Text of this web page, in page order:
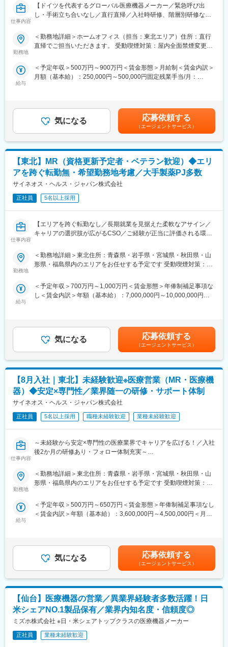
入社後は導入研修を受講。アサイン先企業の研修などフォロー体
制は万全で、医療機器営業に必要な製品知識や業界の知識は入社
■ＭＩフォースの魅力：
ーがきめ細やかにフォローしますので、いつでも自信を持って営
業活動が行えます。
ができ、PMとして顧客や医師とレベルの高い関係を築くことも、
本社で事業企画や採用、社員の育成などに関わることも可能で
す。複数のプロジェクトを経験し、新たなキャリアに挑戦してい
くことを期待しています。
■勤務地：
（1）北海道：北海道
（2）東北：青森・秋田・岩手・山形・宮城・福島
（3）関東：東京・神奈川・千葉・埼玉・茨城・栃木・群馬
（5）東海：愛知・岐阜・三重・静岡
（8）中国：岡山・広島・山口・島根・鳥取
（9）四国：香川・徳島・高知・愛媛
縄
仕事内容
【ドイツを代表するグローバル医療機器メーカー／緊急呼び出
し・手術立ち合いなし／直行直帰／入社時研修、階層別研修など
働きがい認定企業」受賞】
院に対してシーメンス社製の大型医療機器を納入すべく、営業活
動していただきます。
・自社製品の販売と販売後フォローなどの営業活動やソリューシ
ョン提案
※製品毎に技術営業の方が社内にいるため、専門性が高い分野の営
業は同行します。
■ミッション／身につくスキル
顧客の導入・購入形態に関して多岐にわたる提案を求められるた
め、戦略的な思考で提案型の営業活動を行い、シェア拡大がミッ
ションとなります。
高品質かつ、医療従事者様や患者様にとって使い勝手の良い製品
身に付けられます。
製品研修、3か月程OJTの実施。先輩社員同行のもと従事しながら
他製品のOJT等も実施いたします。
東北営業所は、マネジャー以下６名のチーム構成。
新卒の若手～経験豊富な50代まで幅広い年齢層で、東北6県/4営業
■同社の特徴
CTやMRIなど最先端の画像診断装置、医療ITの分野でも製品やサ
ービスを展開するグローバルリーディングカンパニーで、日本国
内においても130年以上の長い歴史を持ちます。直近では「フォ
トンカウンティングCT」と呼ばれる世界初の高解像度CTを開発販
売するなど、常に製品品質と技術力の高さで高い評価を獲得し続
けております。
変更の範囲：会社の定める業務
勤務地
＜勤務地詳細＞ホームオフィス（担当：東北エリア）住所：直行
直帰でご担当いただきます。 受動喫煙対策：屋内全面禁煙変更の
給与
＜予定年収＞500万円～900万円＜賃金形態＞月給制＜賃金内訳＞
月額（基本給）：250,000円～500,000円固定残業手当/月：
給与詳細は経験・能力・前職給与等を踏まえて決定致します。■昇
給：年1回（10月）■賞与：年2回（6月・12月）賃金はあくまでも
目安の金額であり、選考を通じて上下する可能性があります。月
給(月額)は固定手当を含めた表記です。
気になる 応募依頼する
（エージェントサービス）
【東北】MR（資格更新予定者・ベテラン歓迎）◆エリ
アを跨ぐ転勤無・希望勤務地考慮／大手製薬PJ多数
サイネオス・ヘルス・ジャパン株式会社
正社員 5名以上採用
仕事内容
【エリアを跨ぐ転勤なし／長期就業を見据えた柔軟なアサイン／
キャリアの選択肢が広がるCSO／ご経験が正当に評価される環
【はじめに】
～50代まで幅広く活躍しており、長期就業も叶う環境です。
医師、薬剤師に課題解決するための医薬品情報を提供、副作用情
報を収集を行っていただきます。
《具体的には...》
■新薬のプロモーション
■長期収載品の市場拡大
■ジェネリック医薬品のプロモーション
※プロジェクトの状況によっては、選考保留（ご紹介できるプロジ
ェクトが出るまで保留）となる場合もございますのであらかじめ
ご認識の程よろしくお願いします※
■エリアを跨ぐ転勤なし：
初任地希望だけでなく、エリアを跨いでの転勤はないため、転勤
て、アサインを検討します。
会、自身の強みを活かしたPJ相談などが可能です。定期的な面談
を通じて、その時々に応じたプロジェクトを提示するなどフレキ
■明確な評価制度：
自身の成果や頑張りが客観的に評価され、年収に反映されます。
また、在籍年数が増えると永年勤続報奨金や四半期一時金などの
手当もアップします。つまり、やりがいや努力がきちんと報われ
る報酬制度になっています。
【サポート体制】
配属後は担当マネージャーが丁寧に支援します。日々の仕事の悩
す。また知識・スキルレベルを上げるために様々な研修をご用意
勤務地
＜勤務地詳細＞東北住所：青森県・岩手県・宮城県・秋田県・山
形県・福島県内のエリアをお任せする予定です 受動喫煙対策：屋
む）
給与
＜予定年収＞700万円～1,000万円＜賃金形態＞年俸制補足事項な
し＜賃金内訳＞年額（基本給）：7,000,000円～10,000,000円＜
年間最大40万円※ただし支給条件有。賃金はあくまでも目安の金
額であり、選考を通じて上下する可能性があります。月給(月額)は
固定手当を含めた表記です。
気になる 応募依頼する
（エージェントサービス）
【8月入社｜東北】未経験歓迎※医療営業（MR・医療機
器）◆安定×専門性／業界随一の研修・サポート体制
サイネオス・ヘルス・ジャパン株式会社
正社員 5名以上採用 職種未経験歓迎 業種未経験歓迎
仕事内容
～未経験から安定×専門性の医療業界でキャリアを広げる！／入社
後2か月の研修あり・フォロー体制充実～
大手企業で安定就業】
てキャリアをスタートできるポジションです。
当社は製薬・医療機器メーカーの営業業務を担う
2カ月の集中研修で業界の基礎から学べるため、医療業界が初めて
の方でも安心して挑戦できます。
営業職ならではの「提案スキル」だけでなく、専門知識を持って
医師などに提案するため、市場では需要が高まり、希少性も増し
ています。
・MRとは
主に医師や薬剤師等へ、担当製品の情報提供を行います。担当施
設の患者様に応じた情報提供や、担当製品の処方後の情報収集を
行います。
勤務地
＜勤務地詳細＞東北住所：青森県・岩手県・宮城県・秋田県・山
形県・福島県内のエリアをお任せする予定です 受動喫煙対策：屋
給与
＜予定年収＞500万円～650万円＜賃金形態＞年俸制補足事項なし
＜賃金内訳＞年額（基本給）：3,600,000円～4,500,000円＜月額
動・四半期一時金：10万円（四半期に1回、10万円程度支給）※た
だし支給条件有。他、永続勤務報奨金（3年勤務5万円支給、5年
勤務10万円…）ございます。賃金はあくまでも目安の金額であ
り、選考を通じて上下する可能性があります。月給(月額)は固定手
当を含めた表記です。
気になる 応募依頼する
（エージェントサービス）
【仙台】医療機器の営業／異業界経験者多数活躍！日
米シェアNO.1製品保有／業界内知名度・信頼度◎
ミズホ株式会社 ※日・米シェアトップクラスの医療機器メーカー
正社員 業種未経験歓迎